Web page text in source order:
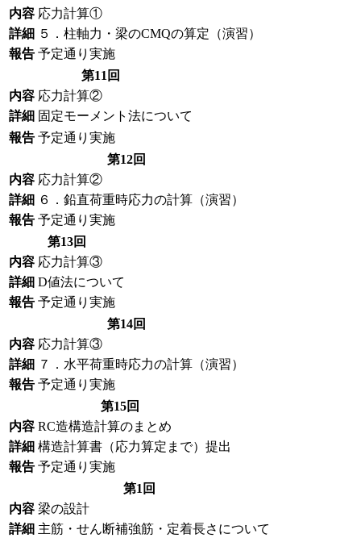
内容 応力計算①
詳細 ５．柱軸力・梁のCMQの算定（演習）
報告 予定通り実施
第11回
内容 応力計算②
詳細 固定モーメント法について
報告 予定通り実施
第12回
内容 応力計算②
詳細 ６．鉛直荷重時応力の計算（演習）
報告 予定通り実施
第13回
内容 応力計算③
詳細 D値法について
報告 予定通り実施
第14回
内容 応力計算③
詳細 ７．水平荷重時応力の計算（演習）
報告 予定通り実施
第15回
内容 RC造構造計算のまとめ
詳細 構造計算書（応力算定まで）提出
報告 予定通り実施
第1回
内容 梁の設計
詳細 主筋・せん断補強筋・定着長さについて